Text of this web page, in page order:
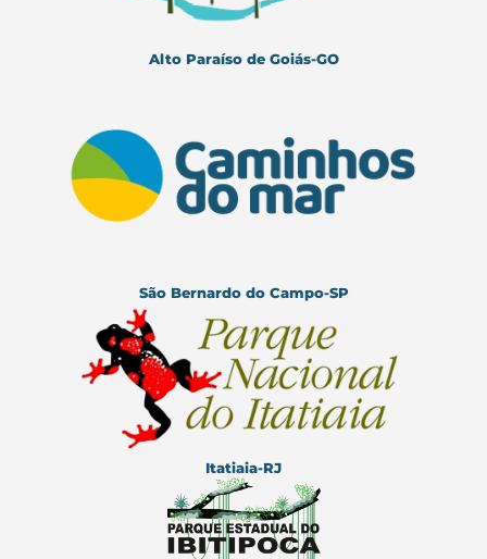
Alto Paraíso de Goiás-GO
São Bernardo do Campo-SP
Itatiaia-RJ